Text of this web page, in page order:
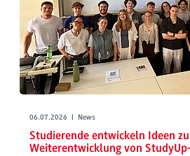
06.07.2026 | News
Studierende entwickeln Ideen
Weiterentwicklung von